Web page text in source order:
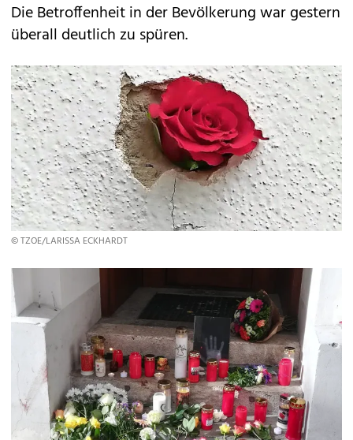
Die Betroffenheit in der Bevölkerung war gestern
überall deutlich zu spüren.
© TZOE/LARISSA ECKHARDT